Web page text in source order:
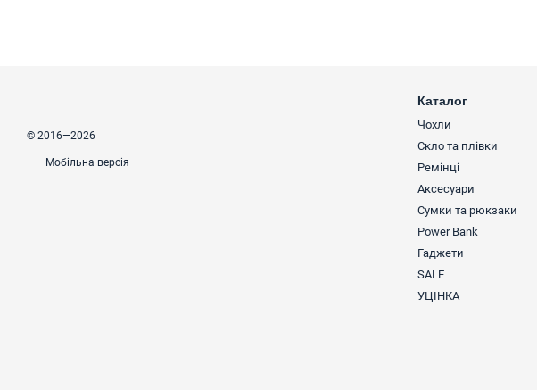
© 2016—2026
Мобільна версія
Каталог
Чохли
Скло та плівки
Ремінці
Аксесуари
Сумки та рюкзаки
Power Bank
Гаджети
SALE
УЦІНКА